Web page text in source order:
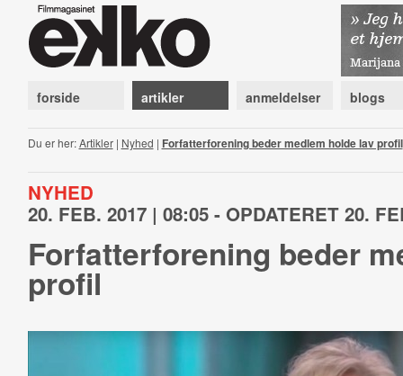
forside artikler anmeldelser blogs
Du er her:Artikler| Nyhed | Forfatterforening beder medlem holde lav profil
NYHED
20. FEB. 2017 | 08:05 - OPDATERET 20.
Forfatterforening beder
profil